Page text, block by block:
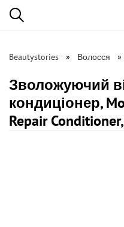
Beautystories Волосся
Зволожуючий
кондиціонер,
Repair